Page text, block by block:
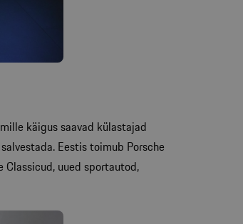
käigus saavad külastajad
Eestis toimub Porsche
Classicud, uued sportautod,